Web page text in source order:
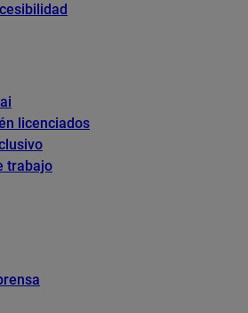
licenciados
trabajo